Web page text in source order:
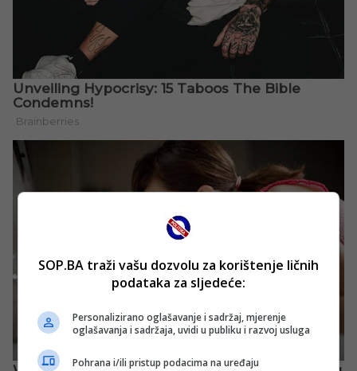
SOP.BA traži vašu dozvolu za korištenje ličnih
podataka za sljedeće:
Personalizirano oglašavanje i sadržaj, mjerenje
oglašavanja i sadržaja, uvidi u publiku i razvoj usluga
Pohrana i/ili pristup podacima na uređaju